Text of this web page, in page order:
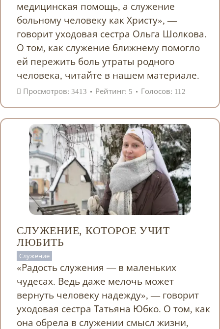
медицинская помощь, а служение
больному человеку как Христу», —
говорит уходовая сестра Ольга Шолкова.
О том, как служение ближнему помогло
ей пережить боль утраты родного
человека, читайте в нашем материале.
Просмотров: 3413 Рейтинг: 5 Голосов: 112
СЛУЖЕНИЕ, КОТОРОЕ УЧИТ
ЛЮБИТЬ
Служение
«Радость служения — в маленьких
чудесах. Ведь даже мелочь может
вернуть человеку надежду», — говорит
уходовая сестра Татьяна Юбко. О том, как
она обрела в служении смысл жизни,